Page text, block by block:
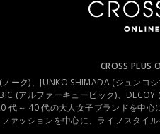
CROSS PLUS
ーク)、JUNKO SHIMADA (ジュンコ
(アルファーキュービック)、
代～ 40 代の大人女子ブランドを中心
ァッションを中心に、ライフスタイ